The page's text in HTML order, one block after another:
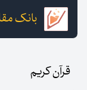
بانک
قرآن کریم